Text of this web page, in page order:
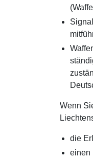
Wenn
die
einen